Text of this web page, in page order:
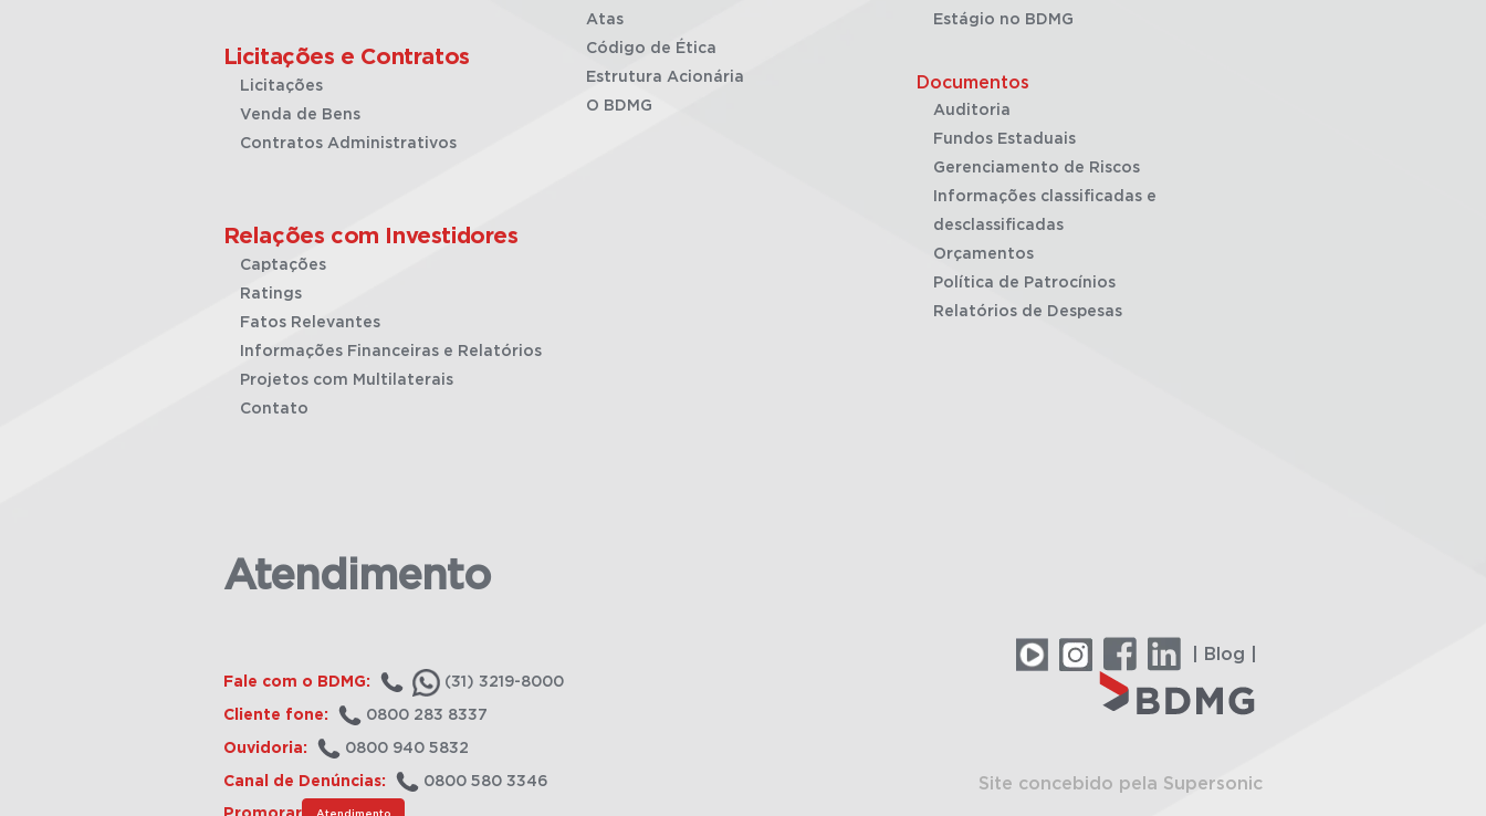
Licitações e Contratos
Licitações
Venda de Bens
Contratos Administrativos
Relações com Investidores
Captações
Ratings
Fatos Relevantes
Informações Financeiras e Relatórios
Projetos com Multilaterais
Contato
Atas
Código de Ética
Estrutura Acionária
O BDMG
Estágio no BDMG
Documentos
Auditoria
Fundos Estaduais
Gerenciamento de Riscos
Informações classificadas e
desclassificadas
Orçamentos
Política de Patrocínios
Relatórios de Despesas
Atendimento
Fale com o BDMG: (31) 3219-8000
Cliente fone: 0800 283 8337
Ouvidoria: 0800 940 5832
Canal de Denúncias: 0800 580 3346
Atendimento
| Blog |
Site concebido pela Supersonic